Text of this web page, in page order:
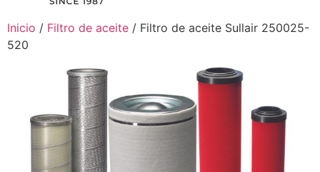
Inicio / Filtro de aceite / Filtro de aceite Sullair 250025-
520